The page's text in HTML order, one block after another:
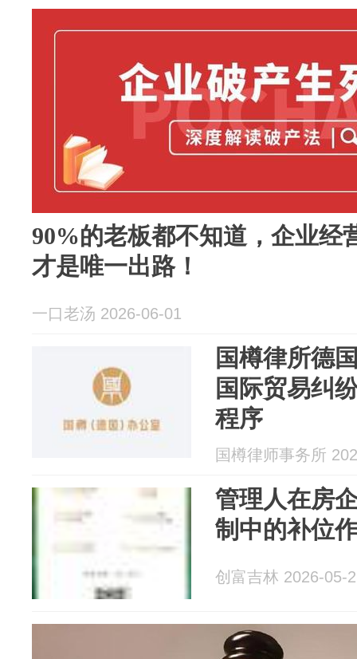
90%的老板都不知道，企业经
才是唯一出路！
一口老汤 2026-06-01
国樽律所德
国际贸易纠
程序
国樽律师事务所
管理人在房
制中的补位
创富吉林 2026-05-